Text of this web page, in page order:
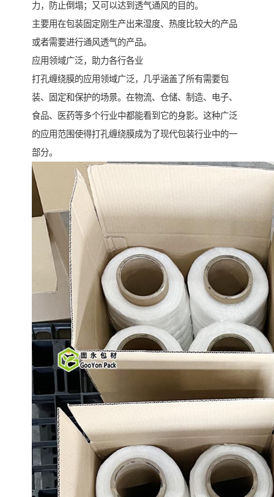
力，防止倒塌；又可以达到透气通风的目的。
主要用在包装固定刚生产出来湿度、热度比较大的产品
或者需要进行通风透气的产品。
应用领域广泛，助力各行各业
打孔缠绕膜的应用领域广泛，几乎涵盖了所有需要包
装、固定和保护的场景。在物流、仓储、制造、电子、
食品、医药等多个行业中都能看到它的身影。这种广泛
的应用范围使得打孔缠绕膜成为了现代包装行业中的一
部分。